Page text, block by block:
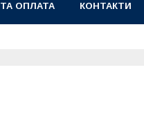
ОПЛАТА КОНТАКТИ